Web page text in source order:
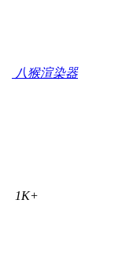
八猴渲染器
1K+